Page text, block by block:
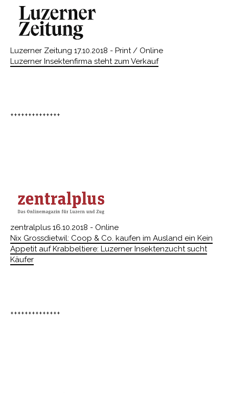
Luzerner Zeitung 17.10.2018 - Print / Online
Luzerner Insektenfirma steht zum Verkauf
++++++++++++++
zentralplus 16.10.2018 - Online
Nix Grossdietwil: Coop & Co. kaufen im Ausland ein Kein
Appetit auf Krabbeltiere: Luzerner Insektenzucht sucht
Käufer
++++++++++++++